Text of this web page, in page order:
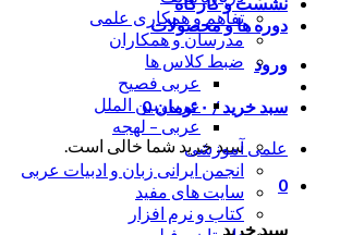
دوره ها و محصولات
ورود
سبد خرید / ۰ تومان0
سبد خرید شما خالی است.
0
سبد خرید
تفاهم و همکاری علمی
مدرسان و همکاران
ضبط کلاس ها
عربی فصیح
عربی بین الملل
عربی – لهجه
علمی آموزشی
انجمن ایرانی زبان و ادبیات عربی
سایت های مفید
کتاب و نرم افزار